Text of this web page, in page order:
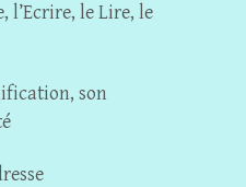
l’Ecrire, le Lire, le
son